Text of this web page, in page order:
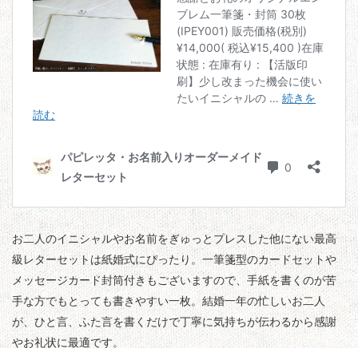
お二人のイニシャルやお名前をぎゅっとプレスした他にない最高
級レターセットは紙婚式にぴったり。一筆箋型のカードセットや
メッセージカード封筒付きもございますので、手紙を書くのが苦
手な方でもとっても書きやすい一枚。結婚一年の忙しいお二人
が、ひと言、ふた言を書くだけで丁寧に気持ちが伝わるから感謝
やお礼状に最適です。